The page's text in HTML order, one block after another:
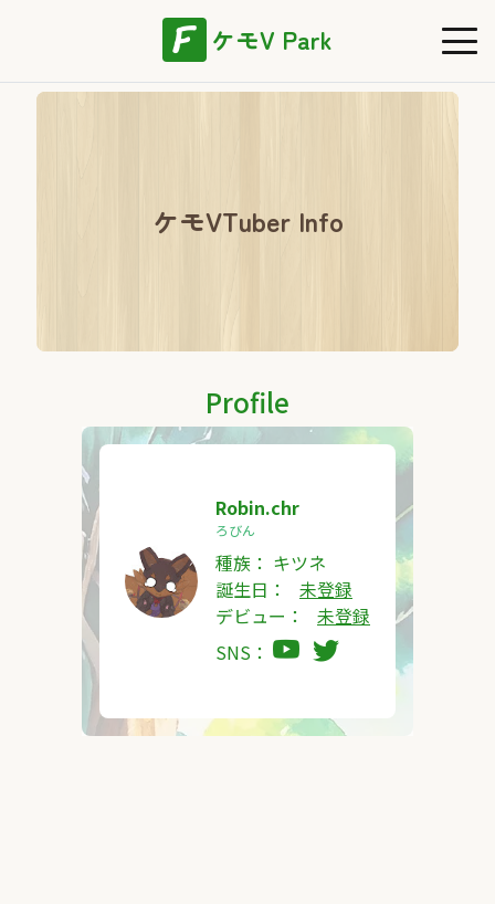
ケモV Park
ケモVTuber Info
Profile
Robin.chr
ろびん
種族： キツネ
誕生日：
未登録
デビュー：
未登録
SNS：